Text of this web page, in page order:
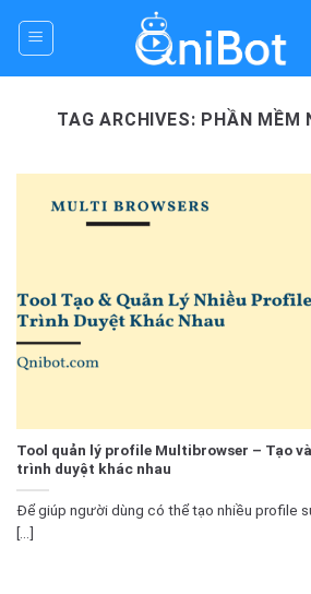
TAG ARCHIVES: PHẦN MỀM
Tool quản lý profile Multibrowser – Tạo
trình duyệt khác nhau
Để giúp người dùng có thể tạo nhiều profile
[...]